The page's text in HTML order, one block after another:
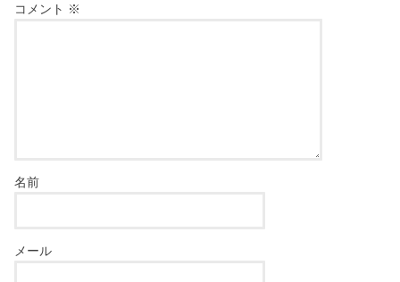
コメント ※
名前
メール